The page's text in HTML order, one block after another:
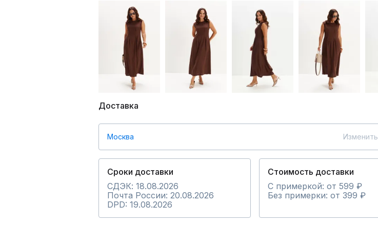
Доставка
Москва
Сроки доставки
СДЭК: 18.08.2026
Почта России: 20.08.2026
DPD: 19.08.2026
Стоимость доставки
С примеркой: от 599 ₽
Без примерки: от 399 ₽